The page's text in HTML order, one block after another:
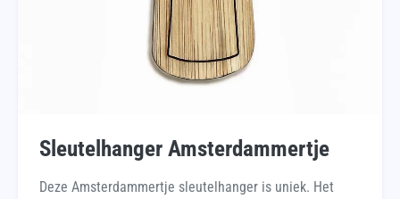
Sleutelhanger Amsterdammertje
Deze Amsterdammertje sleutelhanger is uniek. Het